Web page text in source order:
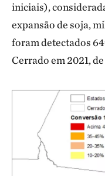
iniciais),
expansão de soja,
foram detectados
Cerrado em 2021,